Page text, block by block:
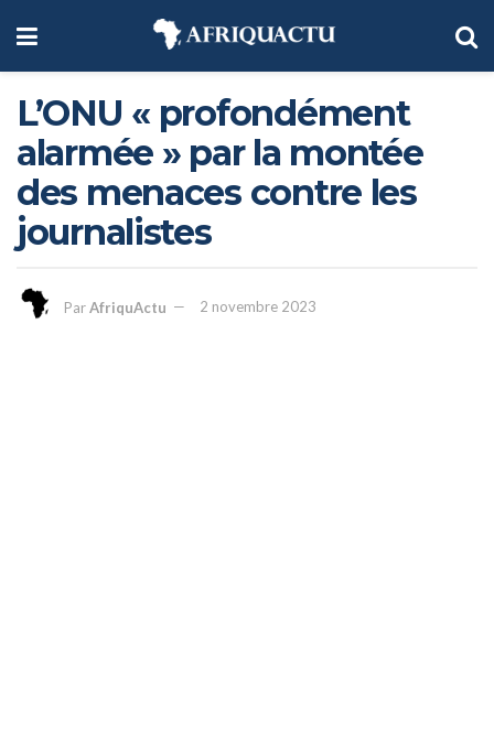
L’ONU « profondément
alarmée » par la montée
des menaces contre les
journalistes
ParAfriquActu 2 novembre 2023